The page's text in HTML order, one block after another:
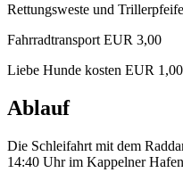
Rettungsweste und Trillerpfeife
Fahrradtransport EUR 3,00
Liebe Hunde kosten EUR
Ablauf
Die Schleifahrt mit dem
14:40 Uhr im Kappelner